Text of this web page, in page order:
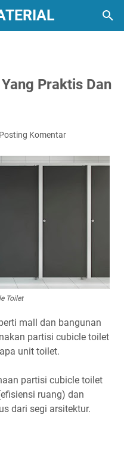
Praktis Dan
Posting Komentar
Toilet
mall dan bangunan
partisi cubicle toilet
unit toilet.
partisi cubicle toilet
ruang) dan
dari segi arsitektur.